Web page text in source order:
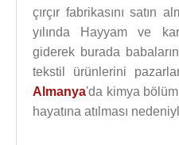
çırçır fabrikasını satın
yılında Hayyam ve
giderek burada
tekstil ürünlerini
Almanya'da kimya
hayatına atılması